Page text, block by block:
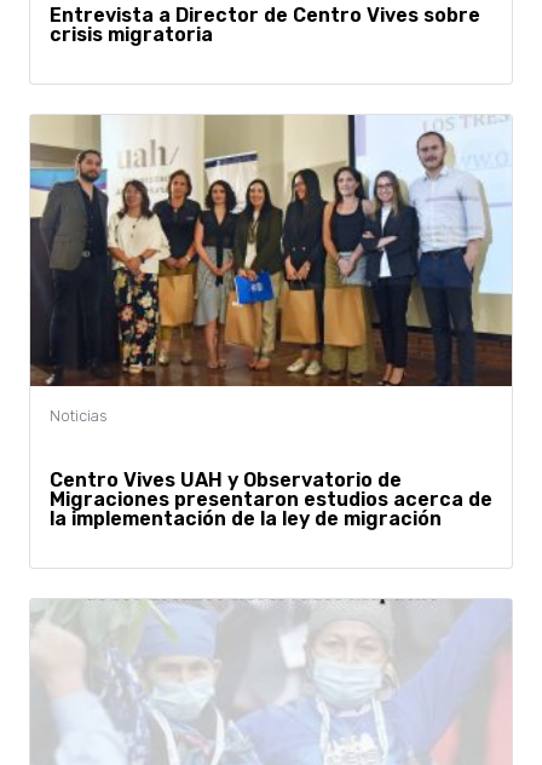
Entrevista a Director de Centro Vives sobre
crisis migratoria
Centro Vives UAH y Observatorio de
Migraciones presentaron estudios acerca de
la implementación de la ley de migración